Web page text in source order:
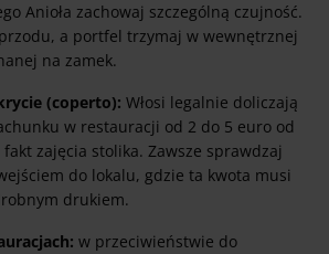
Anioła zachowaj szczególną czujność.
a portfel trzymaj w wewnętrznej
na zamek.
(coperto): Włosi legalnie doliczają
w restauracji od 2 do 5 euro od
fakt zajęcia stolika. Zawsze sprawdzaj
do lokalu, gdzie ta kwota musi
drukiem.
w przeciwieństwie do